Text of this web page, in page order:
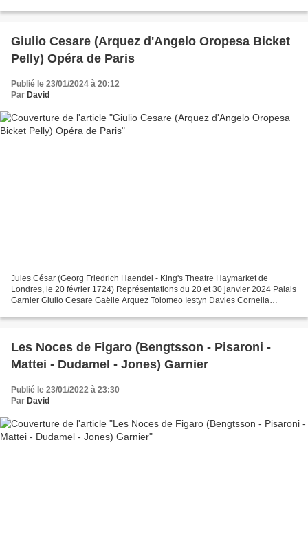
Giulio Cesare (Arquez d'Angelo Oropesa Bicket
Pelly) Opéra de Paris
Publié le 23/01/2024 à 20:12
Par David
Jules César (Georg Friedrich Haendel - King's Theatre Haymarket de
Londres, le 20 février 1724) Représentations du 20 et 30 janvier 2024 Palais
Garnier Giulio Cesare Gaëlle Arquez Tolomeo Iestyn Davies Cornelia
Les Noces de Figaro (Bengtsson - Pisaroni -
Mattei - Dudamel - Jones) Garnier
Publié le 23/01/2022 à 23:30
Par David